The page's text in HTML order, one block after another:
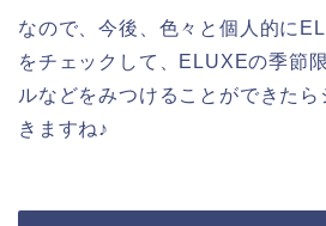
なので、今後、色々と個人的に
をチェックして、ELUXEの季節
ルなどをみつけることができた
きますね♪